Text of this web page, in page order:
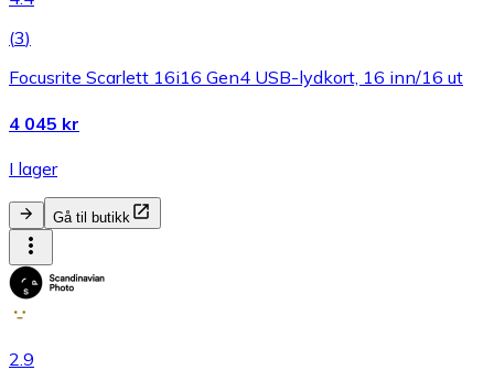
(3)
Focusrite Scarlett 16i16 Gen4 USB-lydkort, 16 inn/16 ut
4 045 kr
I lager
Gå til butikk
2.9